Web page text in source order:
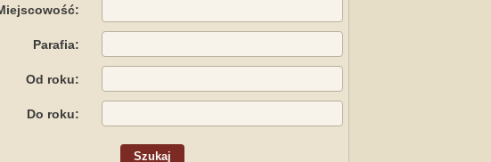
Parafia:
Od roku:
Do roku: